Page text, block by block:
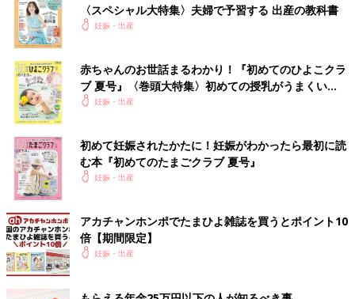
〈スペシャル大特集〉夫婦で予習する 出産の教科書
妊娠・出産
赤ちゃんのお世話まるわかり！『初めてのひよこクラ
ブ 夏号』〈巻頭大特集〉初めての授乳がうまくい
く！ おっぱい・ミルクの基本と夏のトラブル 解決テ
妊娠・出産
初めて妊娠されたかたに！妊娠がわかったら最初に読
む本『初めてのたまごクラブ 夏号』
妊娠・出産
アカチャンホンポでたまひよ雑誌を買うとポイント10
倍【期間限定】
妊娠・出産